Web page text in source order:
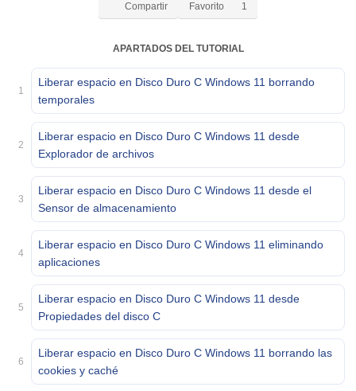
Compartir Favorito 1
APARTADOS DEL TUTORIAL
1
Liberar espacio en Disco Duro C Windows 11 borrando
temporales
2
Liberar espacio en Disco Duro C Windows 11 desde
Explorador de archivos
3
Liberar espacio en Disco Duro C Windows 11 desde el
Sensor de almacenamiento
4
Liberar espacio en Disco Duro C Windows 11 eliminando
aplicaciones
5
Liberar espacio en Disco Duro C Windows 11 desde
Propiedades del disco C
6
Liberar espacio en Disco Duro C Windows 11 borrando las
cookies y caché